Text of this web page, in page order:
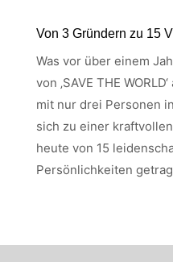
Von 3 Gründern zu 15
Was vor über einem
von ‚SAVE THE
mit nur drei Personen
sich zu einer
heute von 15
Persönlichkeiten